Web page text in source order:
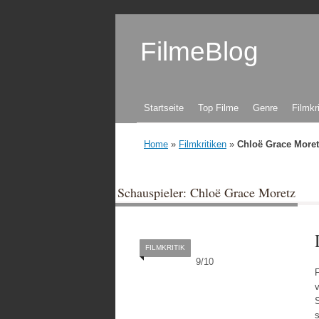
FilmeBlog
Zum Inhalt springen
Startseite Top Filme Genre
Home » Filmkritiken » Chloë Grace
Schauspieler: Chloë Grace Moretz
9/10
FILMKRITIK